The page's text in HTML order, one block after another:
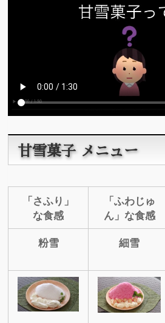
甘雪菓子 メニュー
「さふり」
な食感
「ふわじゅ
ん」な食感
粉雪
細雪